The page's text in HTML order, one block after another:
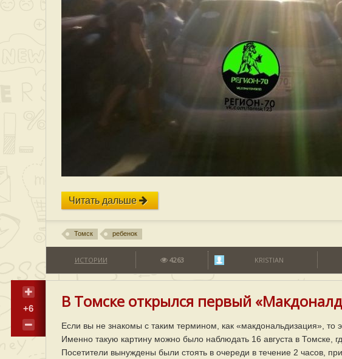
Читать дальше
Томск ребенок
ИСТОРИИ 4263 KRISTIAN
+6 В Томске открылся первый
Если вы не знакомы с таким термином, как «макдональдизация», то
Именно такую картину можно было наблюдать 16 августа в Томске,
Посетители вынуждены были стоять в очереди в течение 2 часов,